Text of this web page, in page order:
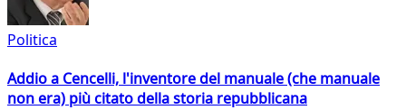
Politica
Addio a Cencelli, l'inventore del manuale (che manuale
non era) più citato della storia repubblicana